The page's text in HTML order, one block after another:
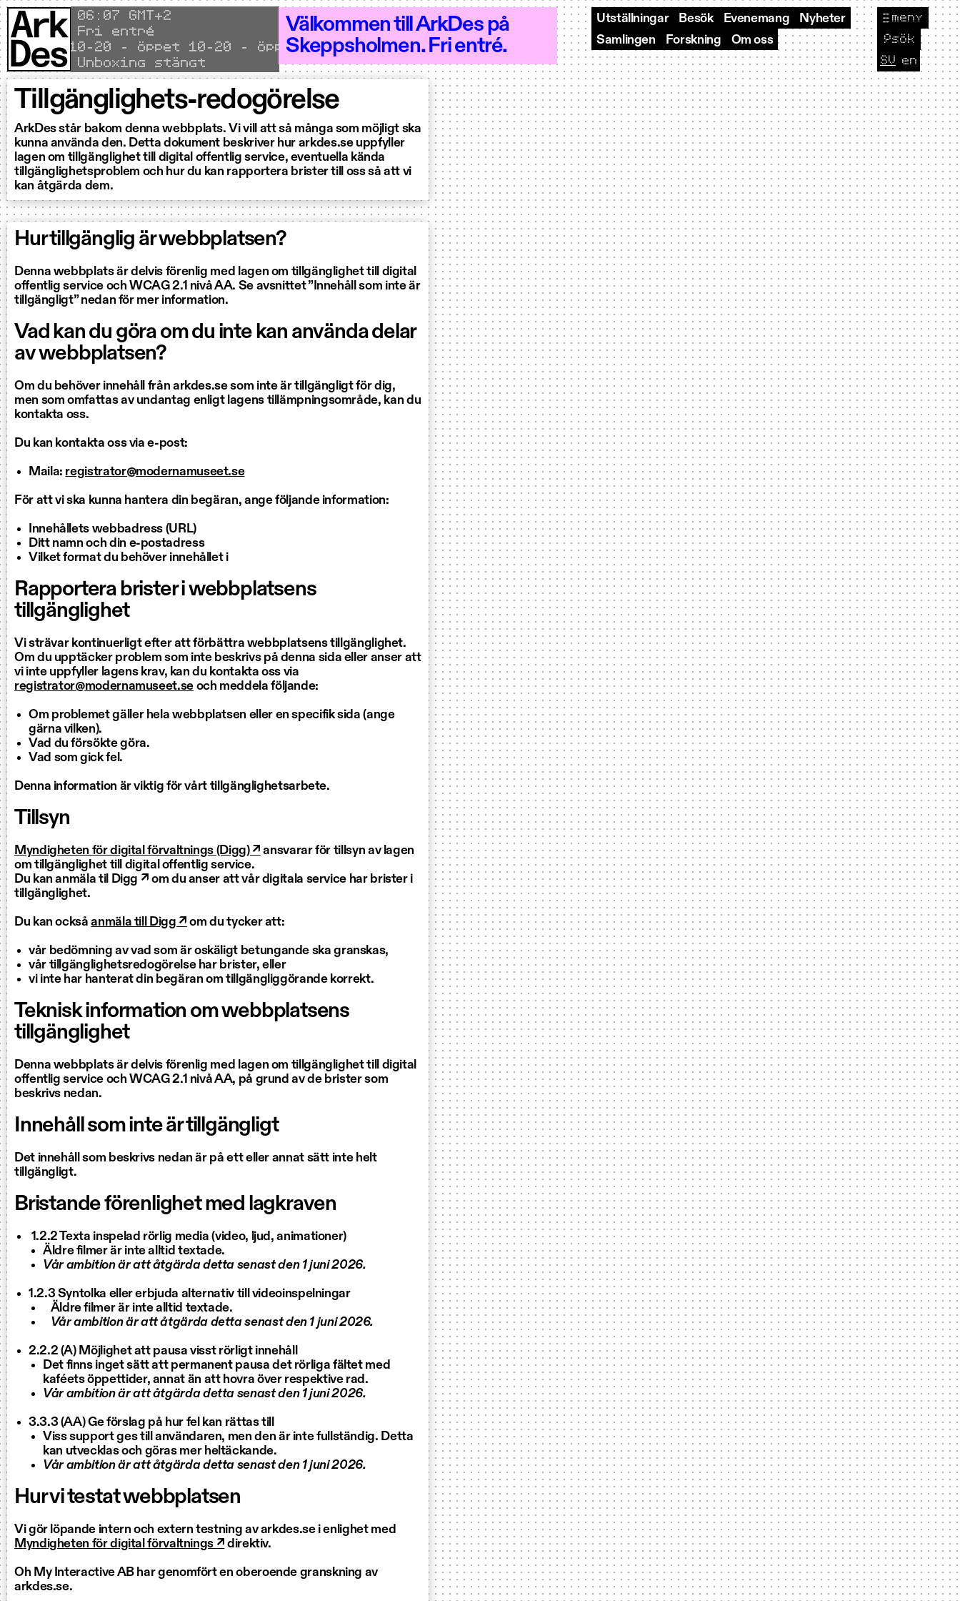
Hoppa till innehållet
Local time
06
07 GMT+2
Fri entré
Öppet 10–20 - Öppet 10–20 - Öppet 10–20 - Öppet 10–20
Unboxing stängt
Välkommen till ArkDes på
Skeppsholmen. Fri entré.
Utställningar Besök Evenemang
Nyheter
Samlingen
Forskning Om oss
meny
🔎sök
CURRENT
SV Byt
en
Tillgänglighets-redogörelse
ArkDes står bakom denna webbplats. Vi vill att så många som möjligt ska
kunna använda den. Detta dokument beskriver hur arkdes.se uppfyller
lagen om tillgänglighet till digital offentlig service, eventuella kända
tillgänglighetsproblem och hur du kan rapportera brister till oss så att vi
kan åtgärda dem.
Hur tillgänglig är webbplatsen?
Denna webbplats är delvis förenlig med lagen om tillgänglighet till digital
offentlig service och WCAG 2.1 nivå AA. Se avsnittet ”Innehåll som inte är
tillgängligt” nedan för mer information.
Vad kan du göra om du inte kan använda delar
av webbplatsen?
Om du behöver innehåll från arkdes.se som inte är tillgängligt för dig,
men som omfattas av undantag enligt lagens tillämpningsområde, kan du
kontakta oss.
Du kan kontakta oss via e-post:
Maila: registrator@modernamuseet.se
För att vi ska kunna hantera din begäran, ange följande information:
Innehållets webbadress (URL)
Ditt namn och din e-postadress
Vilket format du behöver innehållet i
Rapportera brister i webbplatsens
tillgänglighet
Vi strävar kontinuerligt efter att förbättra webbplatsens tillgänglighet.
Om du upptäcker problem som inte beskrivs på denna sida eller anser att
vi inte uppfyller lagens krav, kan du kontakta oss via
registrator@modernamuseet.seoch meddela följande:
Om problemet gäller hela webbplatsen eller en specifik sida (ange
gärna vilken).
Vad du försökte göra.
Vad som gick fel.
Denna information är viktig för vårt tillgänglighetsarbete.
Tillsyn
Myndigheten för digital förvaltnings (Digg) ↗ ansvarar för tillsyn av lagen
om tillgänglighet till digital offentlig service.
Du kan anmäla til Digg ↗ om du anser att vår digitala service har brister i
tillgänglighet.
Du kan ocksåanmäla till Digg ↗ om du tycker att:
vår bedömning av vad som är oskäligt betungande ska granskas,
vår tillgänglighetsredogörelse har brister, eller
vi inte har hanterat din begäran om tillgängliggörande korrekt.
Teknisk information om webbplatsens
tillgänglighet
Denna webbplats är delvis förenlig med lagen om tillgänglighet till digital
offentlig service och WCAG 2.1 nivå AA, på grund av de brister som
beskrivs nedan.
Innehåll som inte är tillgängligt
Det innehåll som beskrivs nedan är på ett eller annat sätt inte helt
tillgängligt.
Bristande förenlighet med lagkraven
1.2.2 Texta inspelad rörlig media (video, ljud, animationer)
Äldre filmer är inte alltid textade.
Vår ambition är att åtgärda detta senast den 1 juni 2026.
1.2.3 Syntolka eller erbjuda alternativ till videoinspelningar
Äldre filmer är inte alltid textade.
Vår ambition är att åtgärda detta senast den 1 juni 2026.
2.2.2 (A) Möjlighet att pausa visst rörligt innehåll
Det finns inget sätt att permanent pausa det rörliga fältet med
kaféets öppettider, annat än att hovra över respektive rad.
Vår ambition är att åtgärda detta senast den 1 juni 2026.
3.3.3 (AA) Ge förslag på hur fel kan rättas till
Viss support ges till användaren, men den är inte fullständig. Detta
kan utvecklas och göras mer heltäckande.
Vår ambition är att åtgärda detta senast den 1 juni 2026.
Hur vi testat webbplatsen
Vi gör löpande intern och extern testning av arkdes.se i enlighet med
Myndigheten för digital förvaltnings ↗ direktiv.
Oh My Interactive AB har genomfört en oberoende granskning av
arkdes.se.